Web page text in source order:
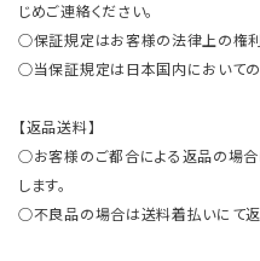
じめご連絡ください。
○保証規定はお客様の法律上の権利
○当保証規定は日本国内においての
【返品送料】
○お客様のご都合による返品の場
します。
○不良品の場合は送料着払いにて返